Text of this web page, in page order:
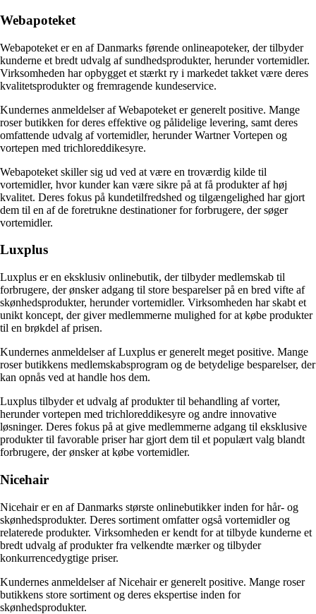
Webapoteket
Webapoteket er en af Danmarks førende onlineapoteker, der tilbyder
kunderne et bredt udvalg af sundhedsprodukter, herunder vortemidler.
Virksomheden har opbygget et stærkt ry i markedet takket være deres
kvalitetsprodukter og fremragende kundeservice.
Kundernes anmeldelser af Webapoteket er generelt positive. Mange
roser butikken for deres effektive og pålidelige levering, samt deres
omfattende udvalg af vortemidler, herunder Wartner Vortepen og
vortepen med trichloreddikesyre.
Webapoteket skiller sig ud ved at være en troværdig kilde til
vortemidler, hvor kunder kan være sikre på at få produkter af høj
kvalitet. Deres fokus på kundetilfredshed og tilgængelighed har gjort
dem til en af de foretrukne destinationer for forbrugere, der søger
vortemidler.
Luxplus
Luxplus er en eksklusiv onlinebutik, der tilbyder medlemskab til
forbrugere, der ønsker adgang til store besparelser på en bred vifte af
skønhedsprodukter, herunder vortemidler. Virksomheden har skabt et
unikt koncept, der giver medlemmerne mulighed for at købe produkter
til en brøkdel af prisen.
Kundernes anmeldelser af Luxplus er generelt meget positive. Mange
roser butikkens medlemskabsprogram og de betydelige besparelser, der
kan opnås ved at handle hos dem.
Luxplus tilbyder et udvalg af produkter til behandling af vorter,
herunder vortepen med trichloreddikesyre og andre innovative
løsninger. Deres fokus på at give medlemmerne adgang til eksklusive
produkter til favorable priser har gjort dem til et populært valg blandt
forbrugere, der ønsker at købe vortemidler.
Nicehair
Nicehair er en af Danmarks største onlinebutikker inden for hår- og
skønhedsprodukter. Deres sortiment omfatter også vortemidler og
relaterede produkter. Virksomheden er kendt for at tilbyde kunderne et
bredt udvalg af produkter fra velkendte mærker og tilbyder
konkurrencedygtige priser.
Kundernes anmeldelser af Nicehair er generelt positive. Mange roser
butikkens store sortiment og deres ekspertise inden for
skønhedsprodukter.